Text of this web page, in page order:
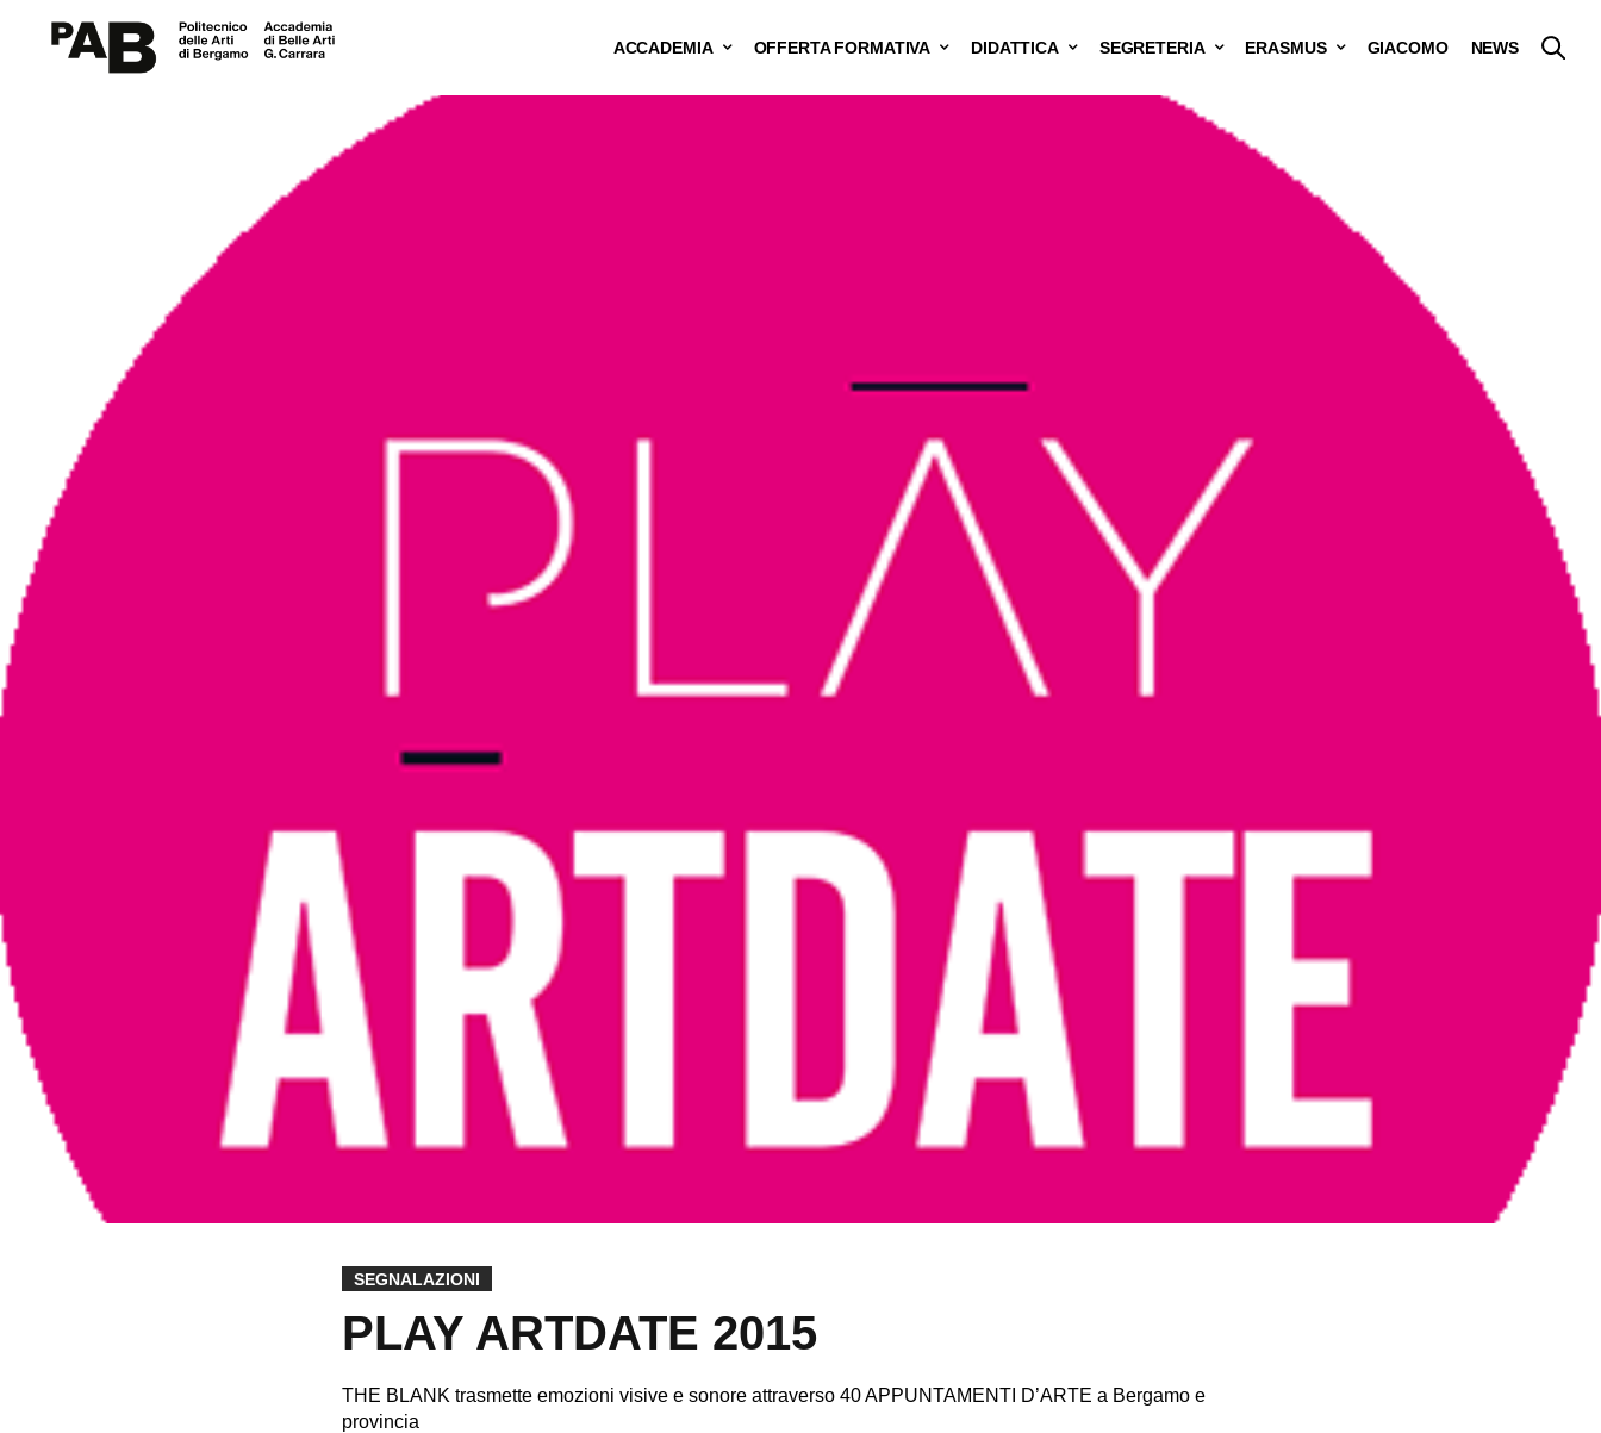
ACCADEMIA OFFERTA FORMATIVA DIDATTICA SEGRETERIA ERASMUS GIACOMO NEWS
SEGNALAZIONI
PLAY ARTDATE 2015
THE BLANK trasmette emozioni visive e sonore attraverso 40 APPUNTAMENTI D’ARTE a Bergamo e
provincia